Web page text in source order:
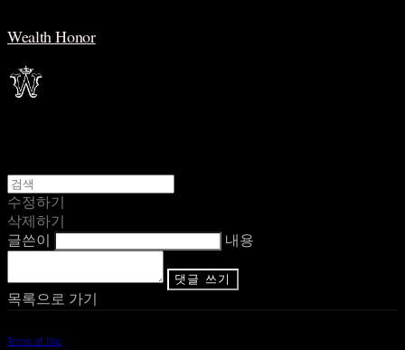
Wealth Honor
수정하기
삭제하기
글쓴이
내용
댓글 쓰기
목록으로 가기
Terms of Use